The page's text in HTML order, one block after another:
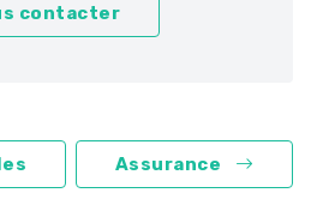
contacter
Assurance